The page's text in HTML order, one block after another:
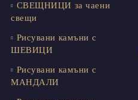
СВЕЩНИЦИ за чаени
свещи
Рисувани камъни с
ШЕВИЦИ
Рисувани камъни с
МАНДАЛИ